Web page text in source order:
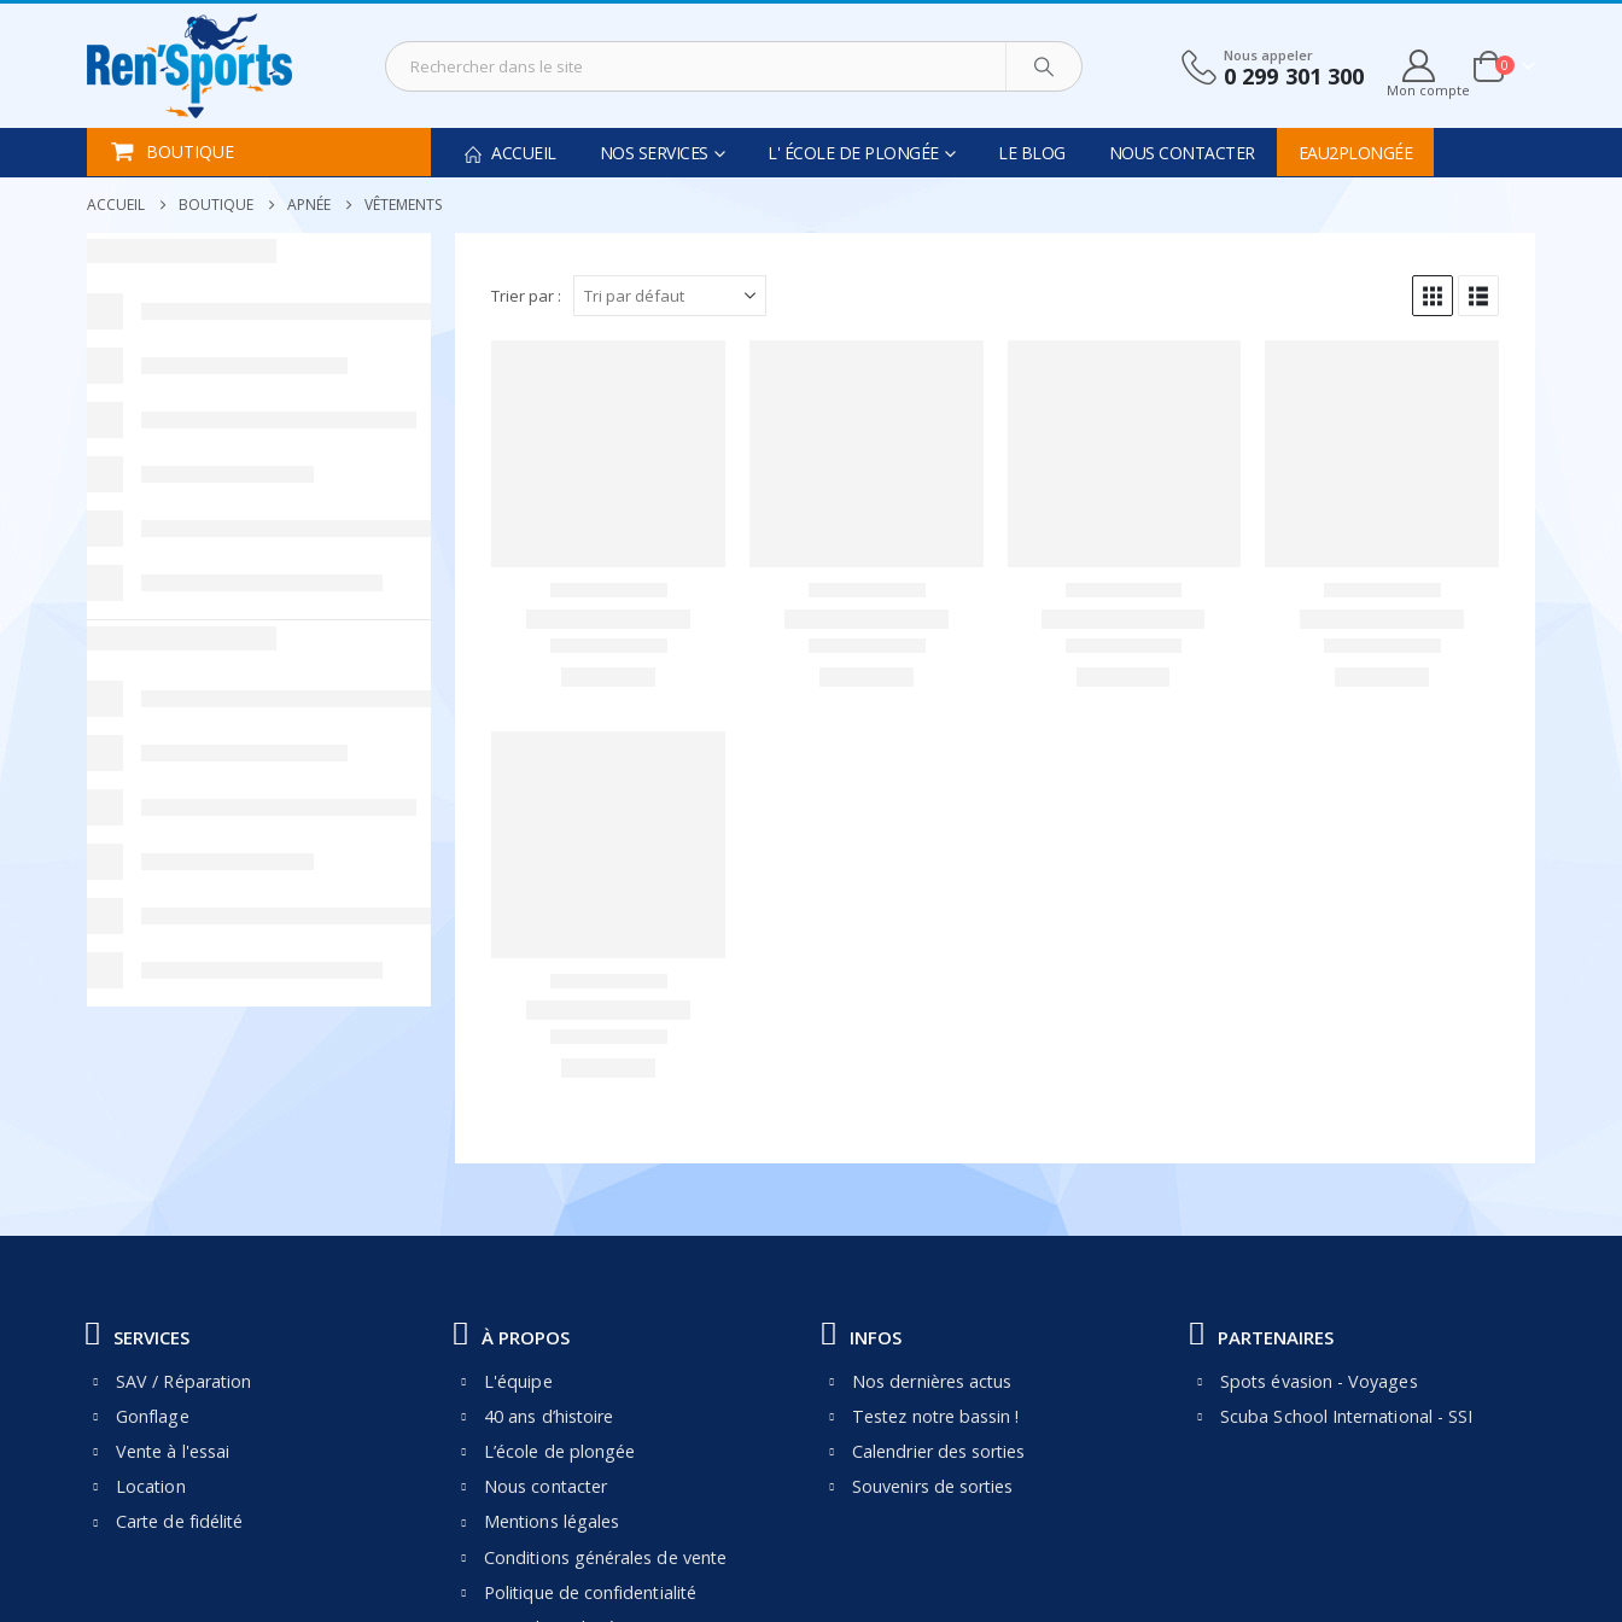
Nous appeler
0 299 301 300 Mon compte
0
BOUTIQUE ACCUEIL NOS SERVICES L' ÉCOLE DE PLONGÉE LE BLOG NOUS CONTACTER EAU2PLONGÉE
ACCUEIL BOUTIQUE APNÉE VÊTEMENTS
Trier par :
SERVICES
SAV / Réparation
Gonflage
Vente à l'essai
Location
Carte de fidélité
À PROPOS
L'équipe
40 ans d’histoire
L’école de plongée
Nous contacter
Mentions légales
Conditions générales de vente
Politique de confidentialité
INFOS
Nos dernières actus
Testez notre bassin !
Calendrier des sorties
Souvenirs de sorties
PARTENAIRES
Spots évasion - Voyages
Scuba School International - SSI